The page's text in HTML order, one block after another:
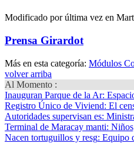
Modificado por última vez en
Prensa Girardot
Más en esta categoría: Módulos
volver arriba
Al Momento :
Inauguran Parque de la Ar:
Registro Único de Viviend: El
Autoridades supervisan es:
Terminal de Maracay manti:
Nacen tortuguillos y resg: Equipo